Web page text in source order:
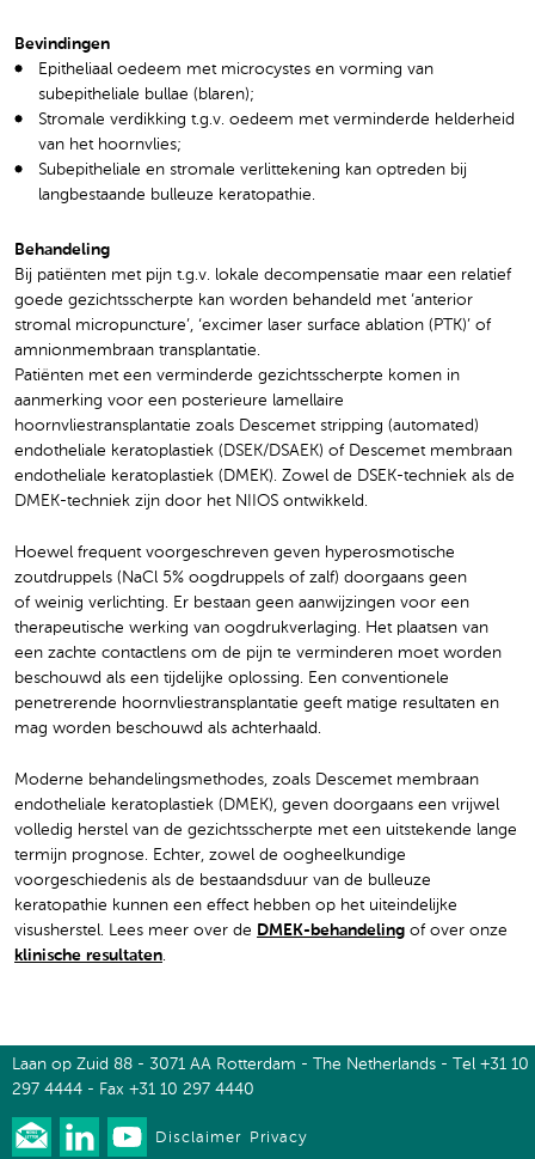
Bevindingen
Epitheliaal oedeem met microcystes en vorming van
subepitheliale bullae (blaren);
Stromale verdikking t.g.v. oedeem met verminderde helderheid
van het hoornvlies;
Subepitheliale en stromale verlittekening kan optreden bij
langbestaande bulleuze keratopathie.
Behandeling
Bij patiënten met pijn t.g.v. lokale decompensatie maar een relatief
goede gezichtsscherpte kan worden behandeld met ‘anterior
stromal micropuncture’, ‘excimer laser surface ablation (PTK)’ of
amnionmembraan transplantatie.
Patiënten met een verminderde gezichtsscherpte komen in
aanmerking voor een posterieure lamellaire
hoornvliestransplantatie zoals Descemet stripping (automated)
endotheliale keratoplastiek (DSEK/DSAEK) of Descemet membraan
endotheliale keratoplastiek (DMEK). Zowel de DSEK-techniek als de
DMEK-techniek zijn door het NIIOS ontwikkeld.
Hoewel frequent voorgeschreven geven hyperosmotische
zoutdruppels (NaCl 5% oogdruppels of zalf) doorgaans geen
of weinig verlichting. Er bestaan geen aanwijzingen voor een
therapeutische werking van oogdrukverlaging. Het plaatsen van
een zachte contactlens om de pijn te verminderen moet worden
beschouwd als een tijdelijke oplossing. Een conventionele
penetrerende hoornvliestransplantatie geeft matige resultaten en
mag worden beschouwd als achterhaald.
Moderne behandelingsmethodes, zoals Descemet membraan
endotheliale keratoplastiek (DMEK), geven doorgaans een vrijwel
volledig herstel van de gezichtsscherpte met een uitstekende lange
termijn prognose. Echter, zowel de oogheelkundige
voorgeschiedenis als de bestaandsduur van de bulleuze
keratopathie kunnen een effect hebben op het uiteindelijke
visusherstel. Lees meer over de DMEK-behandeling of over onze
klinische resultaten
Laan op Zuid 88 - 3071 AA Rotterdam - The Netherlands - Tel +31 10
297 4444 - Fax +31 10 297 4440
Disclaimer Privacy